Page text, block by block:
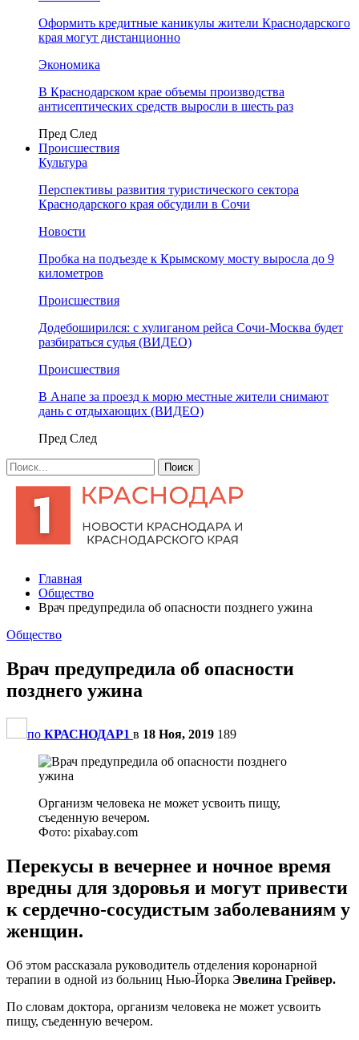
Оформить кредитные каникулы жители Краснодарского
края могут дистанционно
Экономика
В Краснодарском крае объемы производства
антисептических средств выросли в шесть раз
Пред След
Происшествия
Культура
Перспективы развития туристического сектора
Краснодарского края обсудили в Сочи
Новости
Пробка на подъезде к Крымскому мосту выросла до 9
километров
Происшествия
Додебоширился: с хулиганом рейса Сочи-Москва будет
разбираться судья (ВИДЕО)
Происшествия
В Анапе за проезд к морю местные жители снимают
дань с отдыхающих (ВИДЕО)
Пред След
Главная
Общество
Врач предупредила об опасности позднего ужина
Общество
Врач предупредила об опасности
позднего ужина
по КРАСНОДАР1 в 18 Ноя, 2019 189
Организм человека не может усвоить пищу,
съеденную вечером.
Фото: pixabay.com
Перекусы в вечернее и ночное время
вредны для здоровья и могут привести
к сердечно-сосудистым заболеваниям у
женщин.
Об этом рассказала руководитель отделения коронарной
терапии в одной из больниц Нью-Йорка Эвелина Грейвер.
По словам доктора, организм человека не может усвоить
пищу, съеденную вечером.